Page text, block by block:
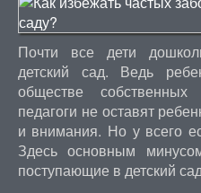
Почти все дети
детский сад. Ведь
обществе
педагоги не оставят
и внимания. Но у всего
Здесь основным
поступающие в детский